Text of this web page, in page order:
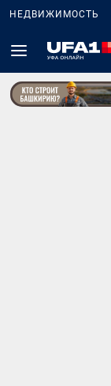
НЕДВИЖИМОСТЬ